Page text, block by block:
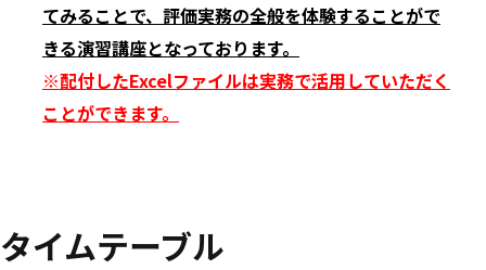
てみることで、評価実務の全般を体験することがで
きる演習講座となっております。
※配付したExcelファイルは実務で活用していただく
ことができます。
タイムテーブル